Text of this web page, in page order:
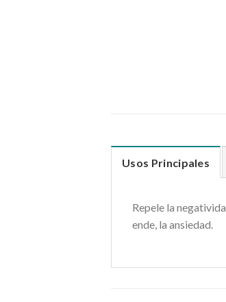
Usos Principales
Repele la
ende, la ansiedad.